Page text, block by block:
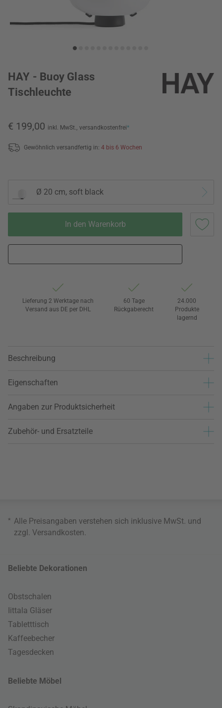
HAY - Buoy Glass
Tischleuchte
€ 199,00 inkl. MwSt., versandkostenfrei*
Gewöhnlich versandfertig in: 4 bis 6 Wochen
Ø 20 cm, soft black
In den Warenkorb
Lieferung 2 Werktage nach
Versand aus DE per DHL
60 Tage
Rückgaberecht
24.000
Produkte
lagernd
Beschreibung
Eigenschaften
Angaben zur Produktsicherheit
Zubehör- und Ersatzteile
* Alle Preisangaben verstehen sich inklusive MwSt. und
zzgl. Versandkosten
Beliebte Dekorationen
Obstschalen
Iittala Gläser
Tabletttisch
Kaffeebecher
Tagesdecken
Beliebte Möbel